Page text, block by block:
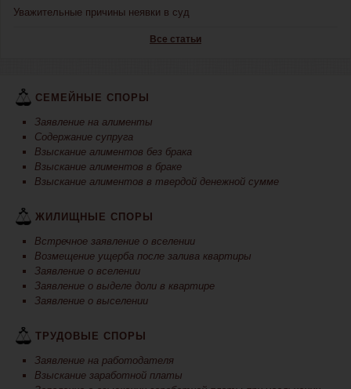
Уважительные причины неявки в суд
Все статьи
СЕМЕЙНЫЕ СПОРЫ
Заявление на алименты
Содержание супруга
Взыскание алиментов без брака
Взыскание алиментов в браке
Взыскание алиментов в твердой денежной сумме
ЖИЛИЩНЫЕ СПОРЫ
Встречное заявление о вселении
Возмещение ущерба после залива квартиры
Заявление о вселении
Заявление о выделе доли в квартире
Заявление о выселении
ТРУДОВЫЕ СПОРЫ
Заявление на работодателя
Взыскание заработной платы